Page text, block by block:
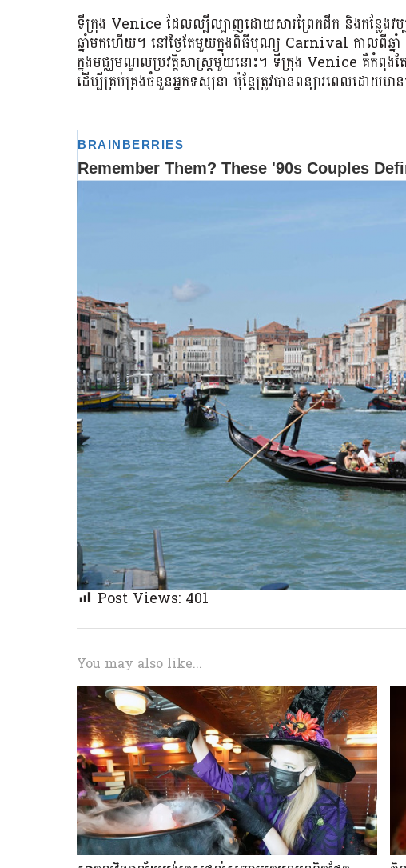
ទីក្រុង Venice ដែលល្បីល្បាញដោយសារព្រែកជីក និងកន្លែង
ឆ្នាំមកហើយ។ នៅថ្ងៃតែមួយក្នុងពិធីបុណ្យ Carnival កាលពីឆ្
ក្នុងមជ្ឈមណ្ឌលប្រវត្តិសាស្ត្រមួយនោះ។ ទីក្រុង Venice គឺកំពុងតែ
ដើម្បីគ្រប់គ្រងចំនួនអ្នកទស្សនា ប៉ុន្តែត្រូវបានពន្យារពេលដោយមា
Post Views:401
You may also like...